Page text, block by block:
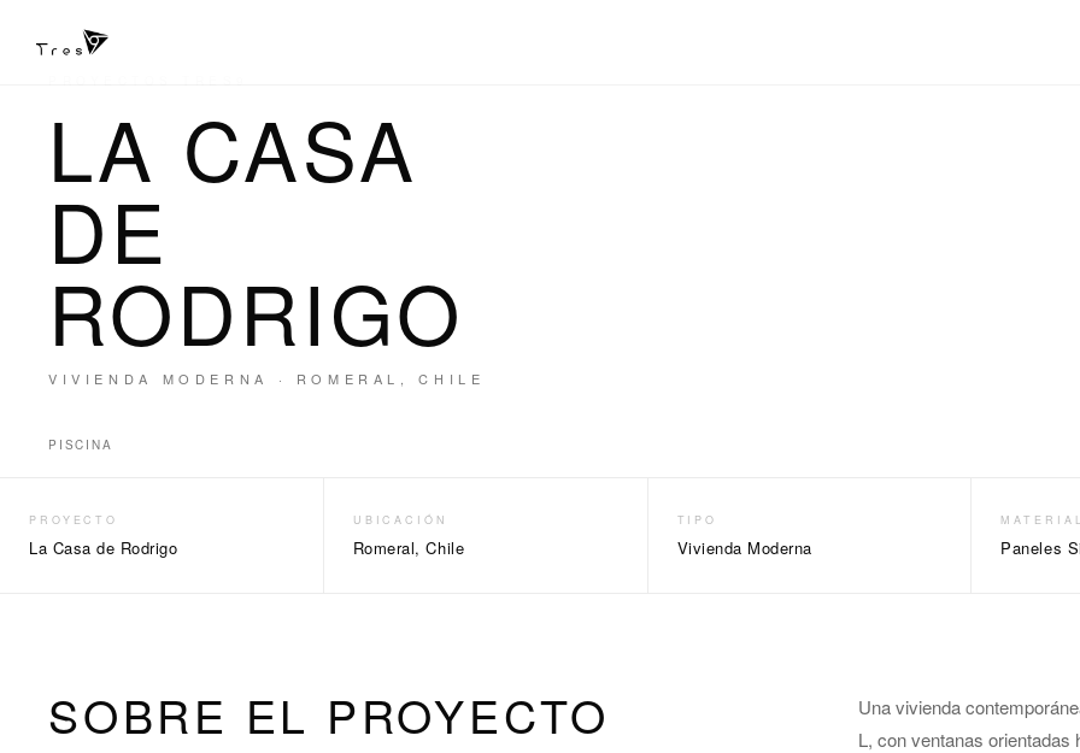
LA CASA
DE
RODRIGO
VIVIENDA MODERNA · ROMERAL, CHILE
PISCINA
PROYECTO
La Casa de Rodrigo
UBICACIÓN
Romeral, Chile
TIPO
Vivienda Moderna Paneles
SOBRE EL PROYECTO
Una vivienda
L, con ventanas orientadas